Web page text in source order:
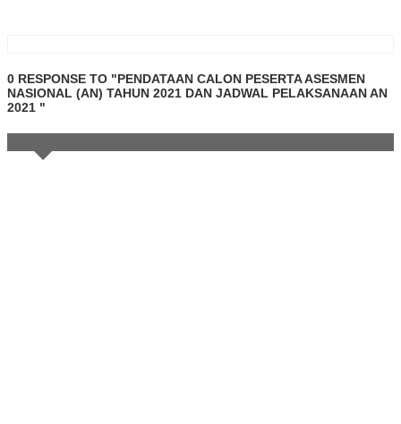
0 RESPONSE TO "PENDATAAN CALON PESERTA ASESMEN
NASIONAL (AN) TAHUN 2021 DAN JADWAL PELAKSANAAN AN
2021 "